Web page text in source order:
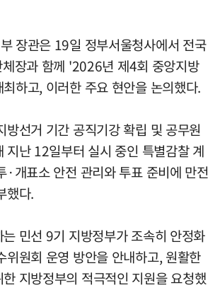
장관은 19일 정부서울청사에서 전국
장과 함께 '2026년 제4회 중앙지방
하고, 이러한 주요 현안을 논의했다.
방선거 기간 공직기강 확립 및 공무원
지난 12일부터 실시 중인 특별감찰 계
·개표소 안전 관리와 투표 준비에 만전
했다.
민선 9기 지방정부가 조속히 안정화
위원회 운영 방안을 안내하고, 원활한
지방정부의 적극적인 지원을 요청했